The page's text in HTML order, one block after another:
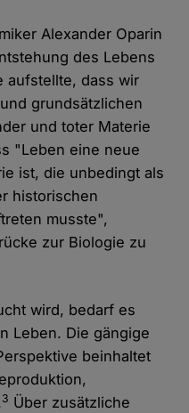
Alexander Oparin
des Lebens
aufstellte, dass wir
grundsätzlichen
und toter Materie
"Leben eine neue
ist, die unbedingt als
historischen
musste",
zur Biologie zu
wird, bedarf es
Leben. Die gängige
beinhaltet
3 Über zusätzliche